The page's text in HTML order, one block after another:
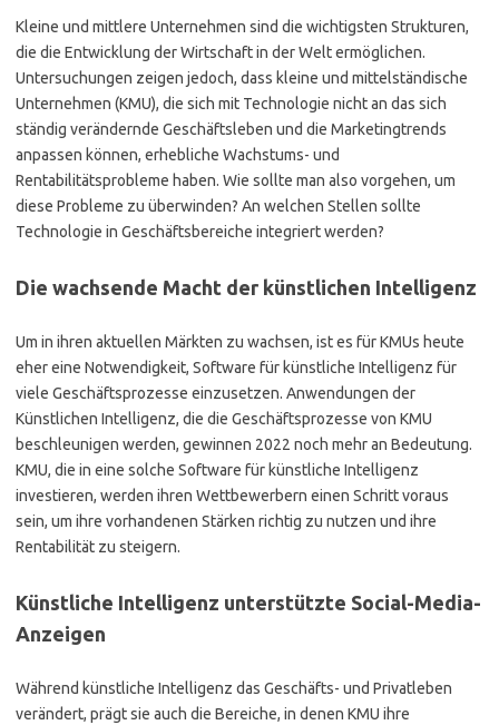
Kleine und mittlere Unternehmen sind die wichtigsten Strukturen,
die die Entwicklung der Wirtschaft in der Welt ermöglichen.
Untersuchungen zeigen jedoch, dass kleine und mittelständische
Unternehmen (KMU), die sich mit Technologie nicht an das sich
ständig verändernde Geschäftsleben und die Marketingtrends
anpassen können, erhebliche Wachstums- und
Rentabilitätsprobleme haben. Wie sollte man also vorgehen, um
diese Probleme zu überwinden? An welchen Stellen sollte
Technologie in Geschäftsbereiche integriert werden?
Die wachsende Macht der künstlichen Intelligenz
Um in ihren aktuellen Märkten zu wachsen, ist es für KMUs heute
eher eine Notwendigkeit, Software für künstliche Intelligenz für
viele Geschäftsprozesse einzusetzen. Anwendungen der
Künstlichen Intelligenz, die die Geschäftsprozesse von KMU
beschleunigen werden, gewinnen 2022 noch mehr an Bedeutung.
KMU, die in eine solche Software für künstliche Intelligenz
investieren, werden ihren Wettbewerbern einen Schritt voraus
sein, um ihre vorhandenen Stärken richtig zu nutzen und ihre
Rentabilität zu steigern.
Künstliche Intelligenz unterstützte Social-Media-
Anzeigen
Während künstliche Intelligenz das Geschäfts- und Privatleben
verändert, prägt sie auch die Bereiche, in denen KMU ihre